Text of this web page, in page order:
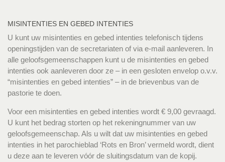
MISINTENTIES EN GEBED INTENTIES
U kunt uw misintenties en gebed intenties telefonisch tijdens
openingstijden van de secretariaten of via e-mail aanleveren. In
alle geloofsgemeenschappen kunt u de misintenties en gebed
intenties ook aanleveren door ze – in een gesloten envelop o.v.v.
“misintenties en gebed intenties” – in de brievenbus van de
pastorie te doen.
Voor een misintenties en gebed intenties wordt € 9,00 gevraagd.
U kunt het bedrag storten op het rekeningnummer van uw
geloofsgemeenschap. Als u wilt dat uw misintenties en gebed
intenties in het parochieblad ‘Rots en Bron’ vermeld wordt, dient
u deze aan te leveren vóór de sluitingsdatum van de kopij.